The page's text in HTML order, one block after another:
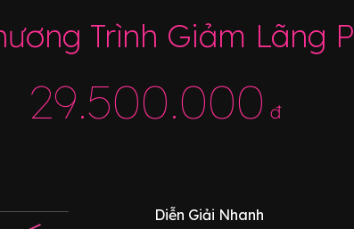
Trình Giảm Lãng
29.500.000 đ
Diễn Giải Nhanh